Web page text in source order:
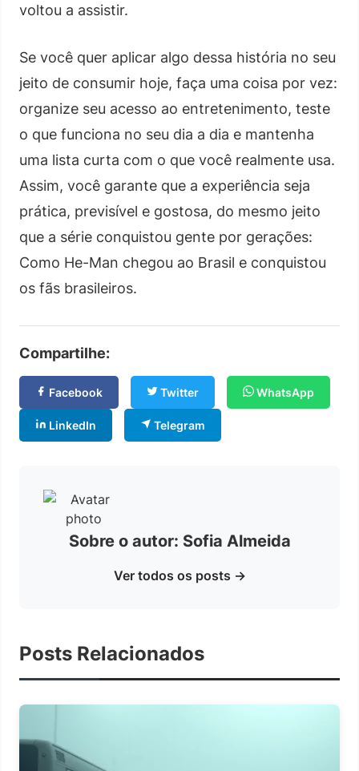
voltou a assistir.
Se você quer aplicar algo dessa história no seu
jeito de consumir hoje, faça uma coisa por vez:
organize seu acesso ao entretenimento, teste
o que funciona no seu dia a dia e mantenha
uma lista curta com o que você realmente usa.
Assim, você garante que a experiência seja
prática, previsível e gostosa, do mesmo jeito
que a série conquistou gente por gerações:
Como He-Man chegou ao Brasil e conquistou
os fãs brasileiros.
Compartilhe:
Facebook Twitter WhatsApp
LinkedIn Telegram
Sobre o autor: Sofia Almeida
Ver todos os posts →
Posts Relacionados